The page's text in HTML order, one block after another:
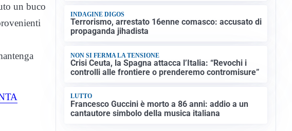
un buco
INDAGINE DIGOS
Terrorismo, arrestato 16enne comasco: accusato di
propaganda jihadista
NON SI FERMA LA TENSIONE
Crisi Ceuta, la Spagna attacca l’Italia: “Revochi i
controlli alle frontiere o prenderemo contromisure”
LUTTO
Francesco Guccini è morto a 86 anni: addio a un
cantautore simbolo della musica italiana